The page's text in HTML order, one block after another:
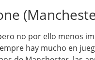
no por ello menos
hay mucho en